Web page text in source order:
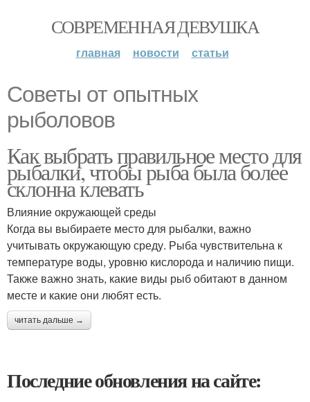
СОВРЕМЕННАЯ ДЕВУШКА
главная новости статьи
Советы от опытных
рыболовов
Как выбрать правильное место для
рыбалки, чтобы рыба была более
склонна клевать
Влияние окружающей среды
Когда вы выбираете место для рыбалки, важно
учитывать окружающую среду. Рыба чувствительна к
температуре воды, уровню кислорода и наличию пищи.
Также важно знать, какие виды рыб обитают в данном
месте и какие они любят есть.
читать дальше →
Последние обновления на сайте: